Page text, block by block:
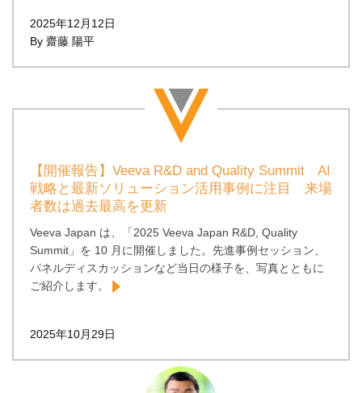
2025年12月12日
By 齋藤 陽平
【開催報告】Veeva R&D and Quality Summit AI
戦略と最新ソリューション活用事例に注目 来場
者数は過去最高を更新
Veeva Japan は、「2025 Veeva Japan R&D, Quality
Summit」を 10 月に開催しました。先進事例セッション、
パネルディスカッションなど当日の様子を、写真とともに
ご紹介します。
2025年10月29日